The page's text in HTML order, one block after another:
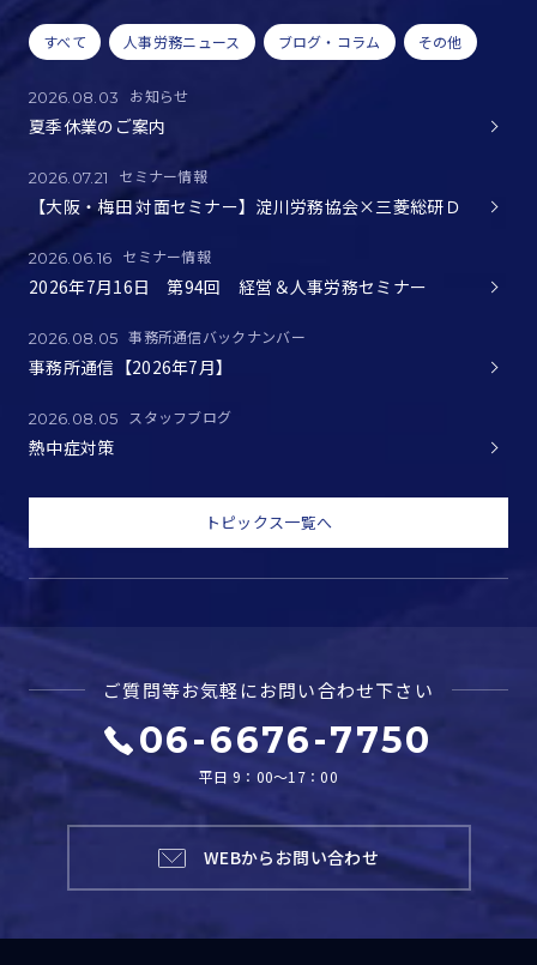
すべて 人事労務ニュース ブログ・コラム その他
2026.08.03 お知らせ
夏季休業のご案内
2026.07.21 セミナー情報
【大阪・梅田 対面セミナー】淀川労務協会×三菱総研Ｄ
2026.06.16 セミナー情報
2026年7月16日 第94回 経営＆人事労務セミナー
2026.08.05 事務所通信バックナンバー
事務所通信【2026年7月】
2026.08.05 スタッフブログ
熱中症対策
トピックス一覧へ
ご質問等お気軽にお問い合わせ下さい
06-6676-7750
平日 9：00～17：00
WEBからお問い合わせ